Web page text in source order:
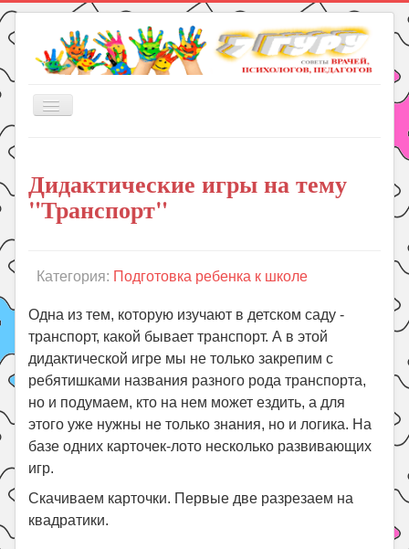
Включить/
Книги
Рукоделие
Уроки
Праздники
Психология
Летом!
Поиск
Дидактические игры на тему
"Транспорт"
Категория: Подготовка ребенка к школе
Одна из тем, которую изучают в детском саду -
транспорт, какой бывает транспорт. А в этой
дидактической игре мы не только закрепим с
ребятишками названия разного рода транспорта,
но и подумаем, кто на нем может ездить, а для
этого уже нужны не только знания, но и логика. На
базе одних карточек-лото несколько развивающих
игр.
Скачиваем карточки. Первые две разрезаем на
квадратики.